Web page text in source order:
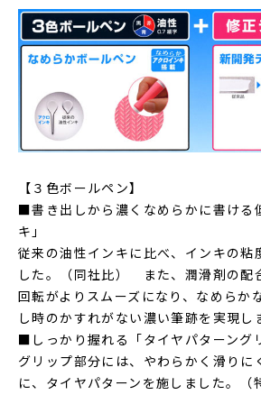
【３色ボールペン】
■書き出しから濃くなめらかに書ける
キ」
従来の油性インキに比べ、インキの粘
した。（同社比） また、潤滑剤の配
回転がよりスムーズになり、なめらか
し時のかすれがない濃い筆跡を実現し
■しっかり握れる「タイヤパターング
グリップ部分には、やわらかく滑りに
に、タイヤパターンを施しました。